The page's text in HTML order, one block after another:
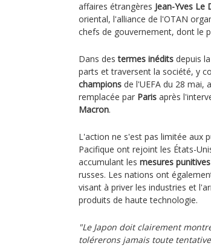
affaires étrangères Jean-Yves Le
oriental, l'alliance de l'OTAN
chefs de gouvernement, dont le
Dans destermes inédits depuis
parts et traversent la société, y
champions de l'UEFA du 28 mai,
remplacée par Paris après
Macron.
L'action ne s'est pas limitée aux
Pacifique ont rejoint les États-
accumulant les mesures punitives
russes. Les nations ont
visant à priver les industries et
produits de haute technologie.
"Le Japon doit clairement
tolérerons jamais toute